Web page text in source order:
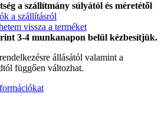
a szállítmány súlyától és méretétől
a szállításról
vissza a terméket
3-4 munkanapon belül kézbesítjük.
állásától valamint a
függően változhat.